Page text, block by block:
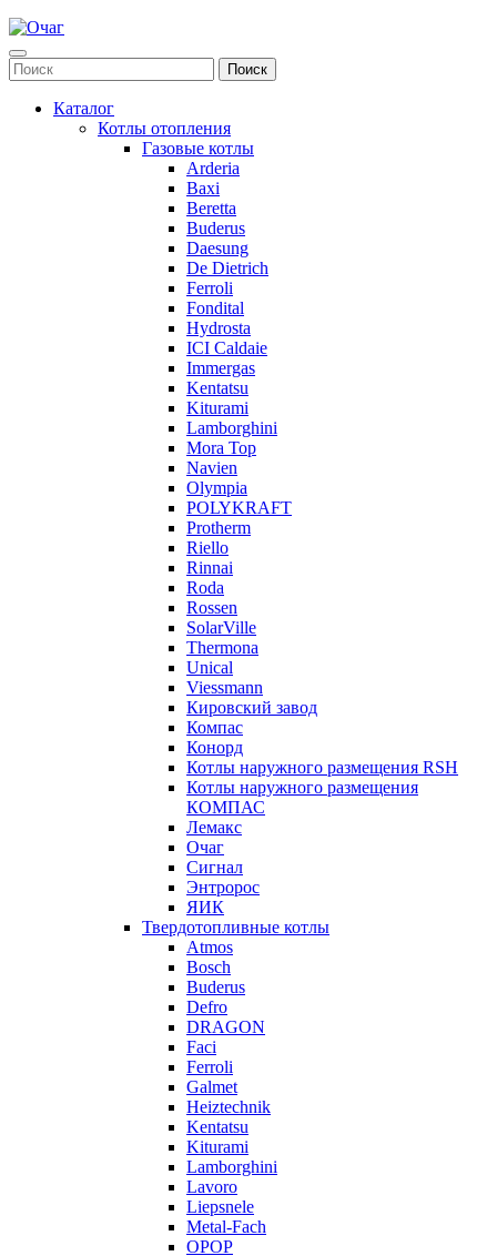
Каталог
Котлы отопления
Газовые котлы
Arderia
Baxi
Beretta
Buderus
Daesung
De Dietrich
Ferroli
Fondital
Hydrosta
ICI Caldaie
Immergas
Kentatsu
Kiturami
Lamborghini
Mora Top
Navien
Olympia
POLYKRAFT
Protherm
Riello
Rinnai
Roda
Rossen
SolarVille
Thermona
Unical
Viessmann
Кировский завод
Компас
Конорд
Котлы наружного размещения RSH
Котлы наружного размещения
КОМПАС
Лемакс
Очаг
Сигнал
Энтророс
ЯИК
Твердотопливные котлы
Atmos
Bosch
Buderus
Defro
DRAGON
Faci
Ferroli
Galmet
Heiztechnik
Kentatsu
Kiturami
Lamborghini
Lavoro
Liepsnele
Metal-Fach
OPOP